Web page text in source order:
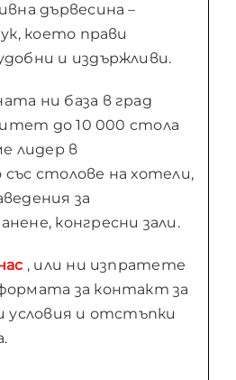
дървесина –
което прави
и издържливи.
ни база в град
до 10 000 стола
лидер в
столове на хотели,
за
конгресни зали.
, или ни изпратете
за контакт за
условия и отстъпки